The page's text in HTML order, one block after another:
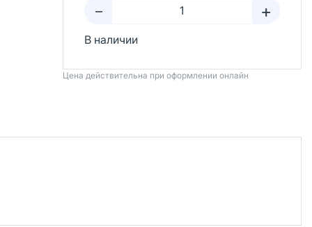
– +
В наличии
Цена действительна при оформлении онлайн